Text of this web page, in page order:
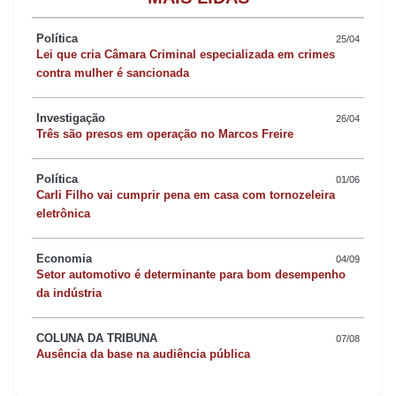
Reajuste em Marilândia
Os professores da rede municipal de educação de Marilândia do
Sul vão receber reajuste salarial de 6,27%, garantindo o piso
Sindicato, comissão dos professores municipais e a gestão
municipal. A administração do prefeito Walmir Peres (PSD)
também definiu reposição salarial dos demais servidores, fixada
projeto vai para a Câmara de vereadores e assim que aprovado,
a administração já fará a recomposição na base salarial de todos
conforme as suas categorias”, disse o prefeito Walmir Peres.
Política 25/04
Lei que cria Câmara Criminal especializada em crimes
contra mulher é sancionada
Investigação 26/04
Três são presos em operação no Marcos Freire
Política 01/06
Carli Filho vai cumprir pena em casa com tornozeleira
eletrônica
Economia 04/09
Setor automotivo é determinante para bom desempenho
da indústria
COLUNA DA TRIBUNA 07/08
Ausência da base na audiência pública